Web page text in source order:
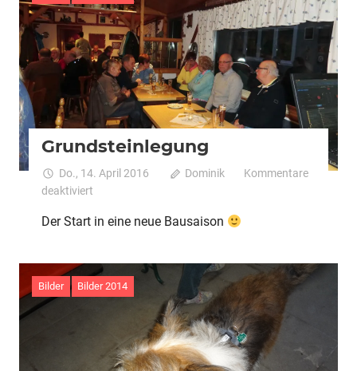
Grundsteinlegung
Do., 14. April 2016 Dominik
Kommentare
deaktiviert
Der Start in eine neue Bausaison
Bilder Bilder 2014